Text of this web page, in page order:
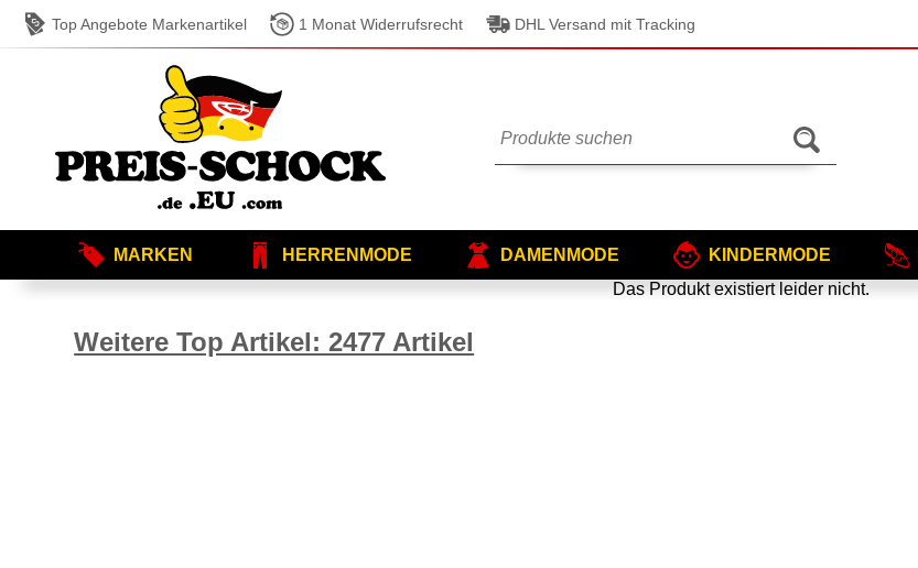
Top Angebote Markenartikel 1 Monat Widerrufsrecht DHL Versand mit Tracking
MARKEN HERRENMODE DAMENMODE KINDERMODE
Das Produkt existiert leider nicht.
Weitere Top Artikel: 2477 Artikel